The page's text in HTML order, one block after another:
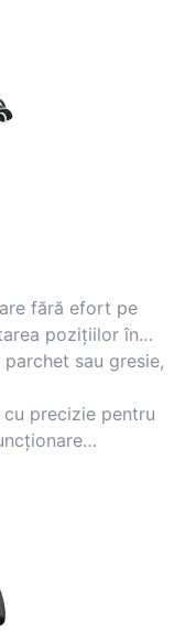
fără efort pe
pozițiilor în
sau gresie,
precizie pentru